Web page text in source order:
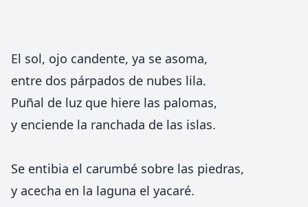
El sol, ojo candente, ya se asoma,
entre dos párpados de nubes lila.
Puñal de luz que hiere las palomas,
y enciende la ranchada de las islas.
Se entibia el carumbé sobre las piedras,
y acecha en la laguna el yacaré.